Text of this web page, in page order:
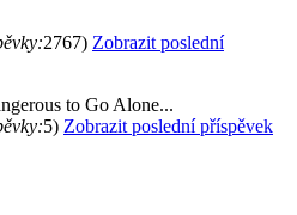
2767) Zobrazit poslední
to Go Alone...
5) Zobrazit poslední příspěvek